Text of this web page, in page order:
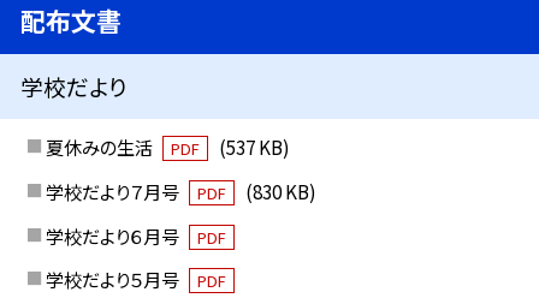
配布文書
学校だより
夏休みの生活 PDF
(537 KB)
学校だより７月号
PDF
(830 KB)
学校だより６月号
PDF
学校だより５月号 PDF